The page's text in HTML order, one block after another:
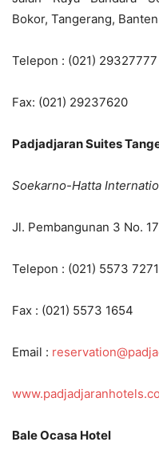
Bokor, Tangerang,
Telepon : (021) 29327777
Fax: (021) 29237620
Padjadjaran Suites
Soekarno-Hatta
Jl. Pembangunan 3 No.
Telepon : (021) 5573 7271
Fax : (021) 5573 1654
Email :
Bale Ocasa Hotel